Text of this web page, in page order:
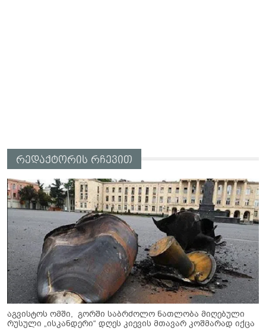
რედაქტორის რჩევით
აგვისტოს ომში, გორში საბრძოლო ნათლობა მიღებული
რუსული „ისკანდერი“ დღეს კიევის მთავარ კოშმარად იქცა